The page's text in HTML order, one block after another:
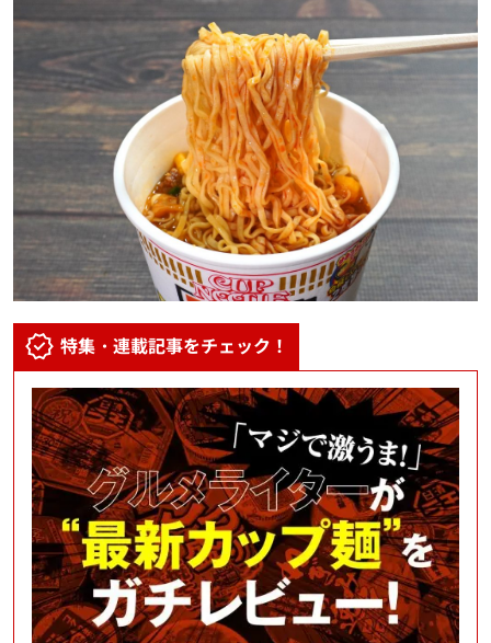
特集・連載記事をチェック！